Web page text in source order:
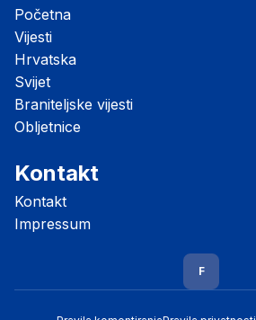
Početna
Vijesti
Hrvatska
Svijet
Braniteljske vijesti
Obljetnice
Kontakt
Kontakt
Impressum
F